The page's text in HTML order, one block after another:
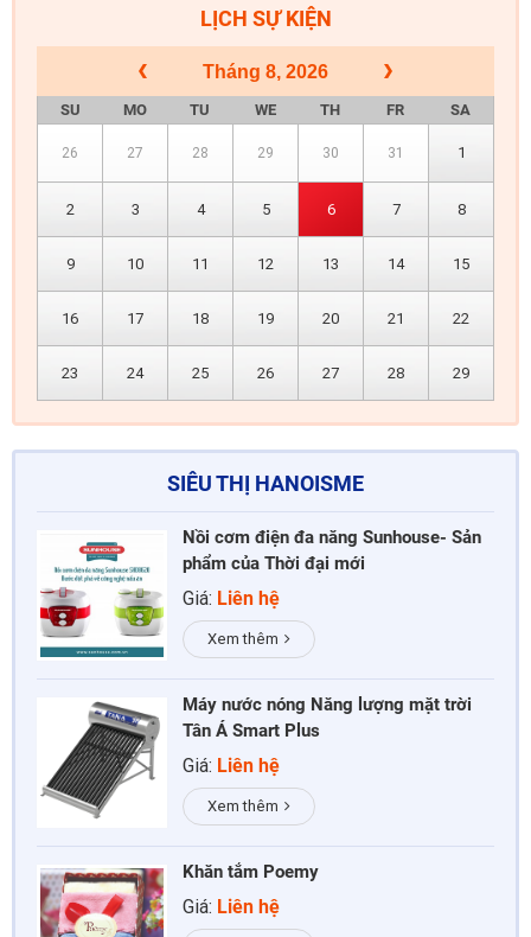
LỊCH SỰ KIỆN
Tháng 8, 2026
SU MO TU WE TH FR SA
26 27 28 29 30 31 1
2 3 4 5 6 7 8
9 10 11 12 13 14 15
16 17 18 19 20 21 22
23 24 25 26 27 28 29
SIÊU THỊ HANOISME
Nồi cơm điện đa năng Sunhouse- Sản
phẩm của Thời đại mới
Giá: Liên hệ
Xem thêm
Máy nước nóng Năng lượng mặt trời
Tân Á Smart Plus
Giá: Liên hệ
Xem thêm
Khăn tắm Poemy
Giá: Liên hệ